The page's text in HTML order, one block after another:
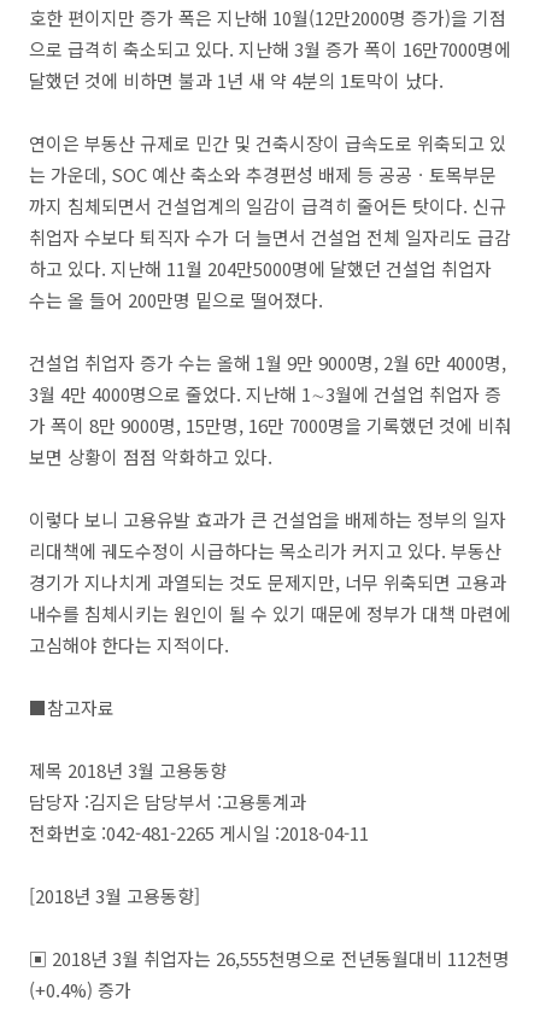
호한 편이지만 증가 폭은 지난해 10월(12만2000명 증가)을 기점
으로 급격히 축소되고 있다. 지난해 3월 증가 폭이 16만7000명에
달했던 것에 비하면 불과 1년 새 약 4분의 1토막이 났다.
연이은 부동산 규제로 민간 및 건축시장이 급속도로 위축되고 있
는 가운데, SOC 예산 축소와 추경편성 배제 등 공공ㆍ토목부문
까지 침체되면서 건설업계의 일감이 급격히 줄어든 탓이다. 신규
취업자 수보다 퇴직자 수가 더 늘면서 건설업 전체 일자리도 급감
하고 있다. 지난해 11월 204만5000명에 달했던 건설업 취업자
수는 올 들어 200만명 밑으로 떨어졌다.
건설업 취업자 증가 수는 올해 1월 9만 9000명, 2월 6만 4000명,
3월 4만 4000명으로 줄었다. 지난해 1∼3월에 건설업 취업자 증
가 폭이 8만 9000명, 15만명, 16만 7000명을 기록했던 것에 비춰
보면 상황이 점점 악화하고 있다.
이렇다 보니 고용유발 효과가 큰 건설업을 배제하는 정부의 일자
리대책에 궤도수정이 시급하다는 목소리가 커지고 있다. 부동산
경기가 지나치게 과열되는 것도 문제지만, 너무 위축되면 고용과
내수를 침체시키는 원인이 될 수 있기 때문에 정부가 대책 마련에
고심해야 한다는 지적이다.
■참고자료
제목 2018년 3월 고용동향
담당자 :김지은 담당부서 :고용통계과
전화번호 :042-481-2265 게시일 :2018-04-11
[2018년 3월 고용동향]
▣ 2018년 3월 취업자는 26,555천명으로 전년동월대비 112천명
(+0.4%) 증가